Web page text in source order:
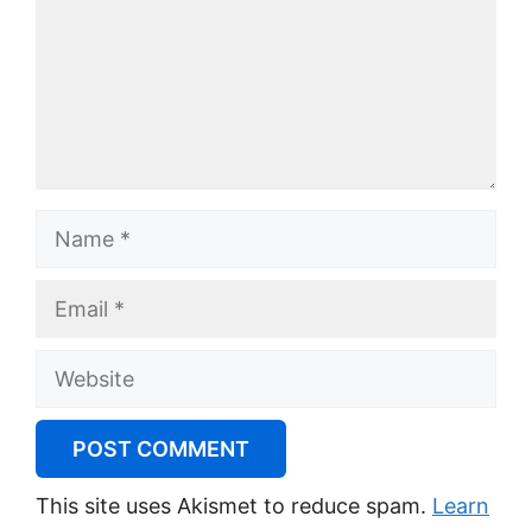
Website
This site uses Akismet to reduce spam. Learn